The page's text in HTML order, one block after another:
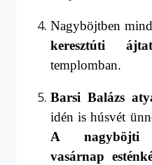
Nagyböjtben
keresztúti
templomban.
Barsi Balázs
idén is húsvét
A nagyböjti
vasárnap